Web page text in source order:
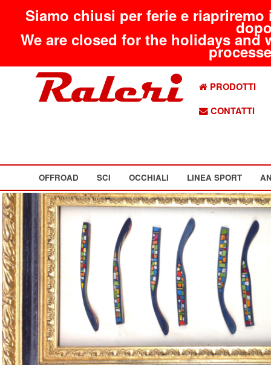
Siamo chiusi per ferie e
We are closed for the holidays
PRODOTTI
CONTATTI
OFFROAD SCI OCCHIALI LINEA SPORT